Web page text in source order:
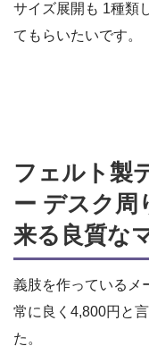
サイズ展開も 1種類
てもらいたいです。
フェルト製
ー デスク周
来る良質な
義肢を作っているメ
常に良く4,800円と
た。